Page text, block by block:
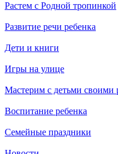
Растем с Родной тропинкой
Развитие речи ребенка
Дети и книги
Игры на улице
Мастерим с детьми своими
Воспитание ребенка
Семейные праздники